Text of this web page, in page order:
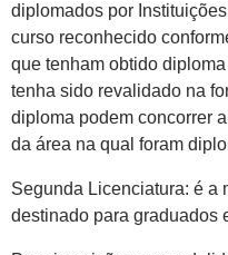
diplomados por
curso reconhecido
que tenham obtido
tenha sido revalidado na
diploma podem concorrer
da área na qual foram
Segunda Licenciatura: é a
destinado para graduados